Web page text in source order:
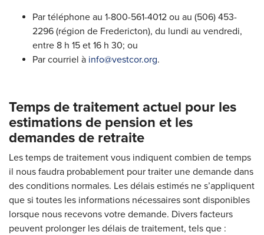
Par téléphone au 1-800-561-4012 ou au (506) 453-
2296 (région de Fredericton), du lundi au vendredi,
entre 8 h 15 et 16 h 30; ou
Par courriel à info@vestcor.org.
Temps de traitement actuel pour les
estimations de pension et les
demandes de retraite
Les temps de traitement vous indiquent combien de temps
il nous faudra probablement pour traiter une demande dans
des conditions normales. Les délais estimés ne s’appliquent
que si toutes les informations nécessaires sont disponibles
lorsque nous recevons votre demande. Divers facteurs
peuvent prolonger les délais de traitement, tels que :